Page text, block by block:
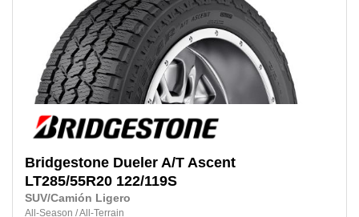
Bridgestone Dueler A/T Ascent
LT285/55R20 122/119S
SUV/Camión Ligero
All-Season /All-Terrain